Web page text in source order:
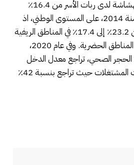
وبالفعل تراجعت نسبة الهشاشة لدى ربات الأسر من 16.4٪
سنة 2007 إلى 10.6٪ سنة 2014، على المستوى الوطني، اذ
انخفضت هذه النسبة من 23.2٪ إلى 17.4٪ في المناطق الريفية
ومن 13.4٪ إلى 8.2٪ في المناطق الحضرية. وفي عام 2020،
الحجر الصحي، تراجع معدل الدخل
الشهري للنساء النشيطات المشتغلات حيث تراجع بنسبة 42٪